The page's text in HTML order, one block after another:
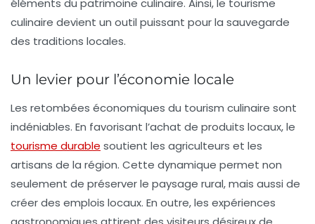
éléments du patrimoine culinaire. Ainsi, le tourisme
culinaire devient un outil puissant pour la sauvegarde
des traditions locales.
Un levier pour l’économie locale
Les retombées économiques du tourism culinaire sont
indéniables. En favorisant l’achat de produits locaux, le
tourisme durable soutient les agriculteurs et les
artisans de la région. Cette dynamique permet non
seulement de préserver le paysage rural, mais aussi de
créer des emplois locaux. En outre, les expériences